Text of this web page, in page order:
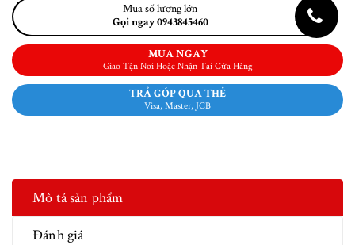
Mua số lượng lớn
Gọi ngay 0943845460
MUA NGAY
Giao Tận Nơi Hoặc Nhận Tại Cửa Hàng
TRẢ GÓP QUA THẺ
Visa, Master, JCB
Mô tả sản phẩm
Đánh giá